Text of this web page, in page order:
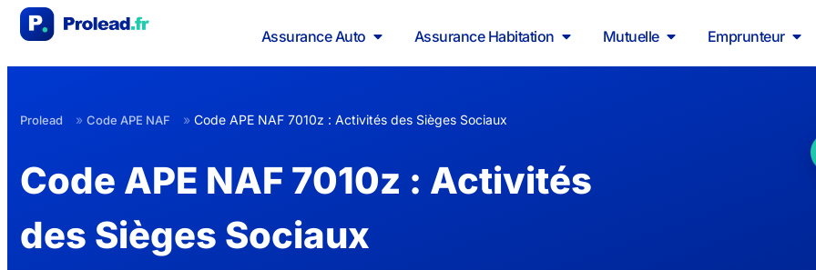
Assurance Auto Assurance Habitation Mutuelle Emprunteur
Prolead » Code APE NAF » Code APE NAF 7010z : Activités des Sièges Sociaux
Code APE NAF 7010z : Activités
des Sièges Sociaux